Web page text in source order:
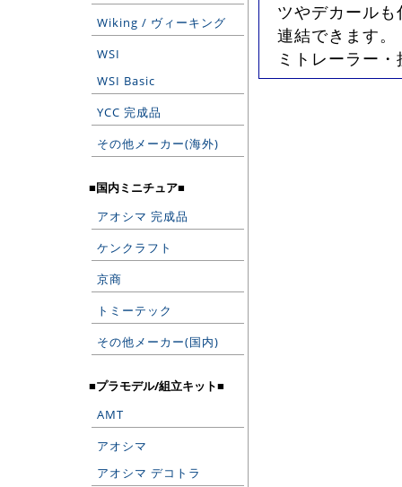
Wiking / ヴィーキング
WSI
WSI Basic
YCC 完成品
その他メーカー(海外)
■国内ミニチュア■
アオシマ 完成品
ケンクラフト
京商
トミーテック
その他メーカー(国内)
■プラモデル/組立キット■
AMT
アオシマ
アオシマ デコトラ
ツやデカール
連結できます
ミトレーラー